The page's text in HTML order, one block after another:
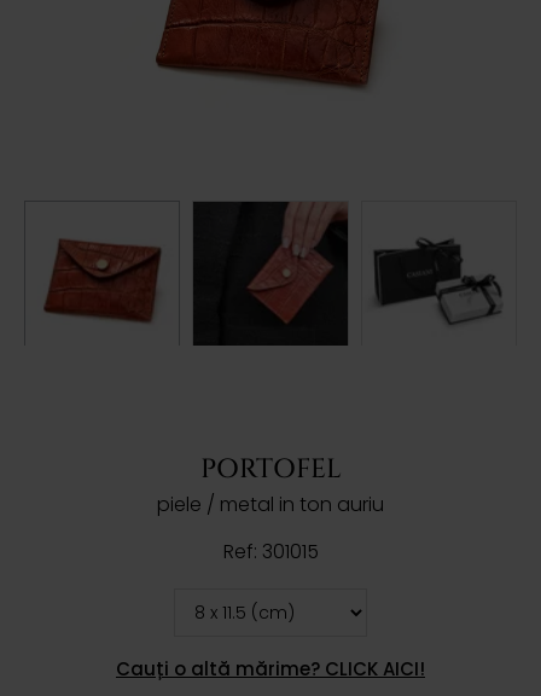
PORTOFEL
piele / metal in ton auriu
Ref: 301015
Cauți o altă mărime? CLICK AICI!